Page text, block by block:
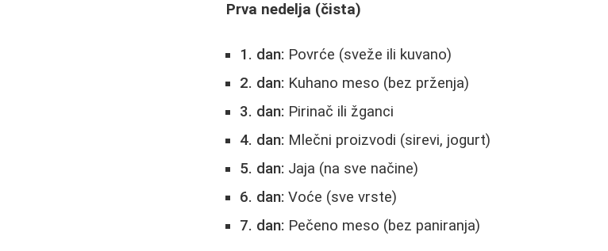
Prva nedelja (čista)
1. dan: Povrće (sveže ili kuvano)
2. dan: Kuhano meso (bez prženja)
3. dan: Pirinač ili žganci
4. dan: Mlečni proizvodi (sirevi, jogurt)
5. dan: Jaja (na sve načine)
6. dan: Voće (sve vrste)
7. dan: Pečeno meso (bez paniranja)